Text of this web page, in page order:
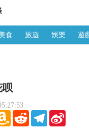
食 旅遊 娛樂 遊
呗
Amazon
Wish
RedditTelegramSina